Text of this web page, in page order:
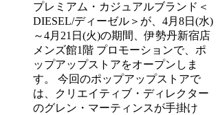
プレミアム・カジュアルブランド＜
DIESEL/ディーゼル＞が、4月8日(水)
～4月21日(火)の期間、伊勢丹新宿店
メンズ館1階 プロモーションで、ポ
ップアップストアをオープンしま
す。 今回のポップアップストアで
は、クリエイティブ・ディレクター
のグレン・マーティンスが手掛け